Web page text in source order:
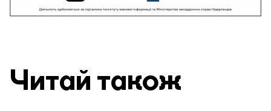
Читай також